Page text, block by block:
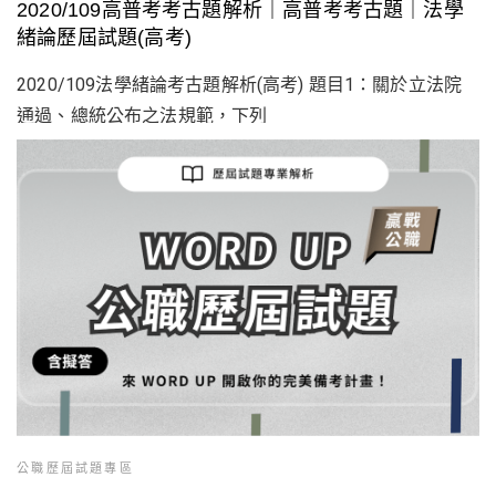
2020/109高普考考古題解析｜高普考考古題｜法學
緒論歷屆試題(高考)
2020/109法學緒論考古題解析(高考) 題目1：關於立法院
通過、總統公布之法規範，下列
公職歷屆試題專區